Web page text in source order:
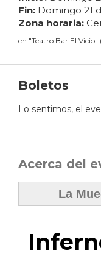
Fin: Domingo 21
Zona horaria:
en "Teatro Bar El Vicio" (
Boletos
Lo sentimos, el
Acerca del
La